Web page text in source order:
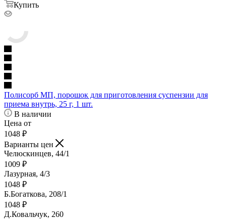
Купить
Полисорб МП, порошок для приготовления суспензии для
приема внутрь, 25 г, 1 шт.
В наличии
Цена от
1048 ₽
Варианты цен
Челюскинцев, 44/1
1009 ₽
Лазурная, 4/3
1048 ₽
Б.Богаткова, 208/1
1048 ₽
Д.Ковальчук, 260